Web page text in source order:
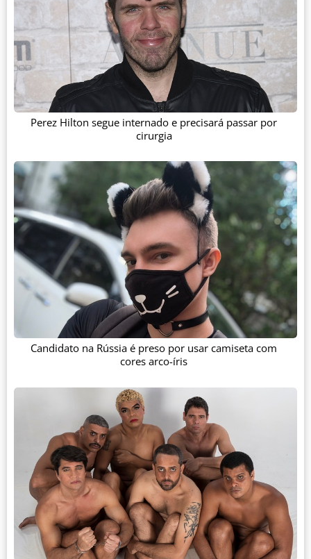
Perez Hilton segue internado e precisará passar por
cirurgia
Candidato na Rússia é preso por usar camiseta com
cores arco-íris